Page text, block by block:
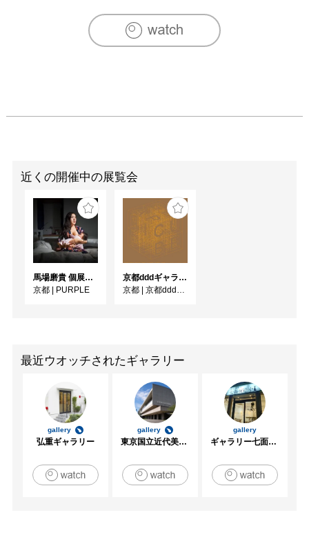
近くの開催中の展覧会
馬場磨貴 個展 「DONOR」
京都 | PURPLE
京都dddギャラリー第252回企画展 GRAPHIC CUBE –シアターポスター DNPグラフィックデザイン・アーカイブより
京都 | 京都dddギャラリー
最近ウオッチされたギャラリー
gallery
弘重ギャラリー
gallery
東京国立近代美術館
gallery
ギャラリー七面坂途中